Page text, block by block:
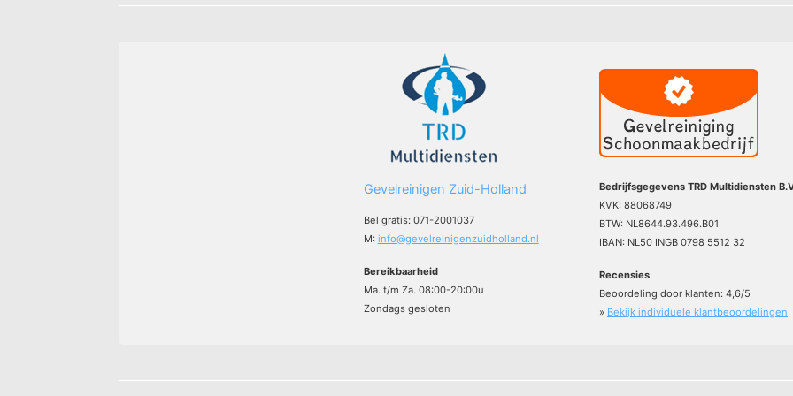
Gevelreinigen Zuid-Holland
Bel gratis: 071-2001037
M: info@gevelreinigenzuidholland.nl
Bereikbaarheid
Ma. t/m Za. 08:00-20:00u
Zondags gesloten
Bedrijfsgegevens TRD Multidiensten
KVK: 88068749
BTW: NL8644.93.496.B01
IBAN: NL50 INGB 0798 5512 32
Recensies
Beoordeling door klanten: 4,6/5
» Bekijk individuele klantbeoordelingen